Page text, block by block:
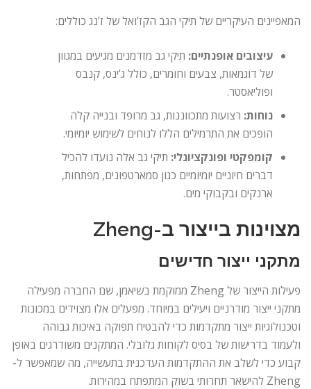
המאפיינים העיקריים של תיקי הגב הקז’ואל של ז’נג כוללים:
עיצובים אופנתיים: תיקי גב מזדמנים מגיעים במגוון
של דוגמאות, צבעים וחומרים, כולל ג’ינס, קנבס
ופוליאסטר.
נוחות: רצועות מתכווננות, גב מרופד ובנייה קלה
הופכים את התרמילים הללו לנוחים לשימוש יומיומי.
קומפקטי ופונקציונלי: תיקי גב אלה נועדו להכיל
דברים חיוניים יומיומיים כגון סמארטפונים, מפתחות,
ארנקים ובקבוקי מים.
מצוינות בייצור ב-Zheng
מתקני ייצור חדישים
פעילות הייצור של Zheng ממוקמת בשיאמן, שם החברה מפעילה
מתקני ייצור מודרניים ויעילים במיוחד. מפעלים אלו מצוידים במכונות
וטכנולוגיות ייצור מתקדמות כדי להבטיח תפוקה באיכות גבוהה
ולעמוד בדרישות של בסיס לקוחות גלובלי. המתקנים משודרגים באופן
קבוע כדי לשלב את ההתקדמות העדכנית בתעשייה, מה שמאפשר ל-
Zheng להישאר תחרותי בשוק המתפתח במהירות.